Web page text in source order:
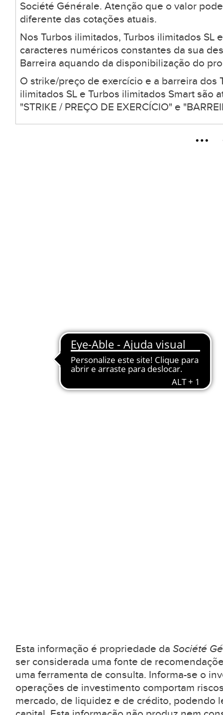
Société Générale. Atenção que o valor
diferente das cotações atuais.
Nos Turbos ilimitados, Turbos ilimitados SL
caracteres numéricos constantes da sua
Barreira aquando da disponibilização do
O strike/preço de exercício e a barreira dos
ilimitados SL e Turbos ilimitados Smart são
"STRIKE / PREÇO DE EXERCÍCIO" e
Esta informação é propriedade da Société
ser considerada uma fonte de
uma ferramenta de consulta. Informa-se o
operações de investimento comportam
mercado, de liquidez e de crédito, podendo